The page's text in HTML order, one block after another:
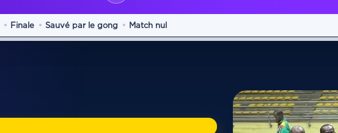
Finale Sauvé par le gong Match nul